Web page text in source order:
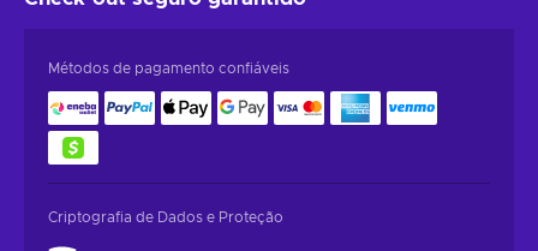
Métodos de pagamento confiáveis
Criptografia de Dados e Proteção